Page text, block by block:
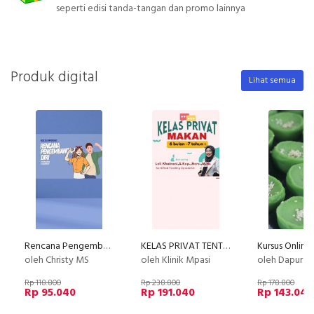
seperti edisi tanda-tangan dan promo lainnya
Produk digital Lihat semua
Rencana Pengembangan Diri
oleh Christy MS
Rp 118.800
Rp 95.040
KELAS PRIVAT TENTANG MAKAN (by Klinik MPASI )
oleh Klinik Mpasi
Rp 238.800
Rp 191.040
oleh Dapur
Rp 178.800
Rp 143.040